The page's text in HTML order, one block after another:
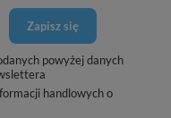
Zapisz się
powyżej danych
handlowych o